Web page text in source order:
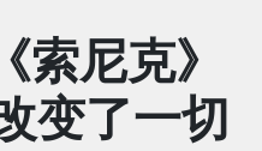
尼克》
变了一切